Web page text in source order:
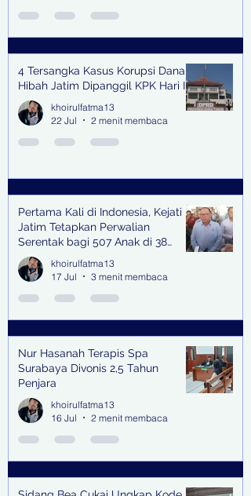
4 Tersangka Kasus Korupsi Dana
Hibah Jatim Dipanggil KPK Hari Ini
khoirulfatma13
22 Jul
2 menit membaca
Pertama Kali di Indonesia, Kejati
Jatim Tetapkan Perwalian
Serentak bagi 507 Anak di 38
Kabupaten & Kota
khoirulfatma13
17 Jul
3 menit membaca
Nur Hasanah Terapis Spa
Surabaya Divonis 2,5 Tahun
Penjara
khoirulfatma13
16 Jul
2 menit membaca